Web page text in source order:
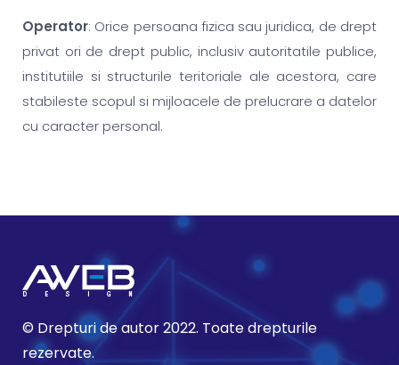
Operator: Orice persoana fizica sau juridica, de drept
privat ori de drept public, inclusiv autoritatile publice,
institutiile si structurile teritoriale ale acestora, care
stabileste scopul si mijloacele de prelucrare a datelor
cu caracter personal.
© Drepturi de autor 2022. Toate drepturile
rezervate.